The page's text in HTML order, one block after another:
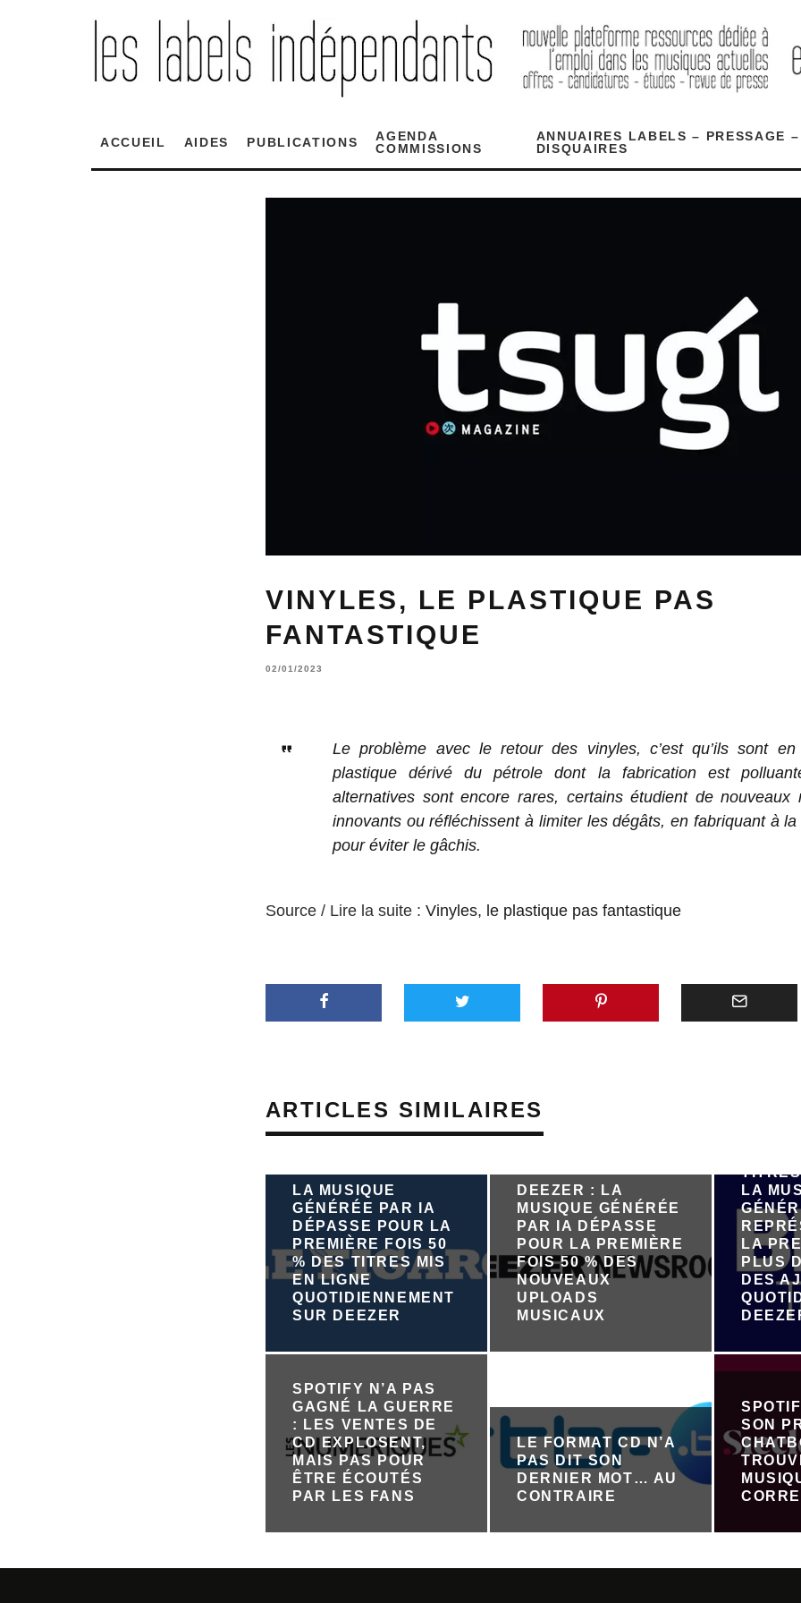
ACCUEIL AIDES PUBLICATIONS
AGENDA
COMMISSIONS
ANNUAIRES LABELS – PRESSAGE
DISQUAIRES
VINYLES, LE PLASTIQUE PAS
FANTASTIQUE
02/01/2023
Le problème avec le retour des vinyles, c’est qu’ils sont
plastique dérivé du pétrole dont la fabrication est
alternatives sont encore rares, certains étudient de nouveaux
innovants ou réfléchissent à limiter les dégâts, en fabriquant à la
pour éviter le gâchis.
Source / Lire la suite : Vinyles, le plastique pas fantastique
ARTICLES SIMILAIRES
LA MUSIQUE
GÉNÉRÉE PAR IA
DÉPASSE POUR LA
PREMIÈRE FOIS 50
% DES TITRES MIS
EN LIGNE
QUOTIDIENNEMENT
SUR DEEZER
DEEZER : LA
MUSIQUE GÉNÉRÉE
PAR IA DÉPASSE
POUR LA PREMIÈRE
FOIS 50 % DES
NOUVEAUX
UPLOADS
MUSICAUX
LA
LA
PLUS
DES
SPOTIFY N’A PAS
GAGNÉ LA GUERRE
: LES VENTES DE
CD EXPLOSENT,
MAIS PAS POUR
ÊTRE ÉCOUTÉS
PAR LES FANS
LE FORMAT CD N’A
PAS DIT SON
DERNIER MOT… AU
CONTRAIRE
SON